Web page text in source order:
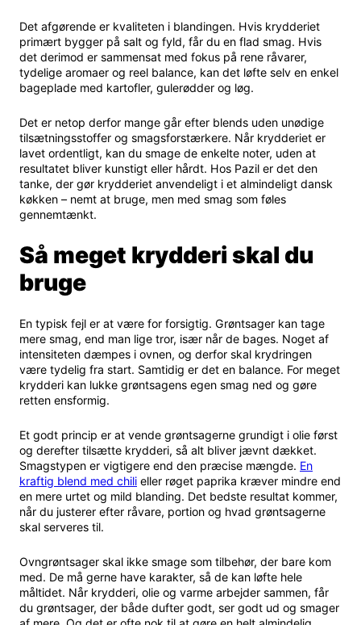
Det afgørende er kvaliteten i blandingen. Hvis krydderiet
primært bygger på salt og fyld, får du en flad smag. Hvis
det derimod er sammensat med fokus på rene råvarer,
tydelige aromaer og reel balance, kan det løfte selv en enkel
bageplade med kartofler, gulerødder og løg.
Det er netop derfor mange går efter blends uden unødige
tilsætningsstoffer og smagsforstærkere. Når krydderiet er
lavet ordentligt, kan du smage de enkelte noter, uden at
resultatet bliver kunstigt eller hårdt. Hos Pazil er det den
tanke, der gør krydderiet anvendeligt i et almindeligt dansk
køkken – nemt at bruge, men med smag som føles
gennemtænkt.
Så meget krydderi skal du
bruge
En typisk fejl er at være for forsigtig. Grøntsager kan tage
mere smag, end man lige tror, især når de bages. Noget af
intensiteten dæmpes i ovnen, og derfor skal krydringen
være tydelig fra start. Samtidig er det en balance. For meget
krydderi kan lukke grøntsagens egen smag ned og gøre
retten ensformig.
Et godt princip er at vende grøntsagerne grundigt i olie først
og derefter tilsætte krydderi, så alt bliver jævnt dækket.
Smagstypen er vigtigere end den præcise mængde. En
kraftig blend med chili eller røget paprika kræver mindre end
en mere urtet og mild blanding. Det bedste resultat kommer,
når du justerer efter råvare, portion og hvad grøntsagerne
skal serveres til.
Ovngrøntsager skal ikke smage som tilbehør, der bare kom
med. De må gerne have karakter, så de kan løfte hele
måltidet. Når krydderi, olie og varme arbejder sammen, får
du grøntsager, der både dufter godt, ser godt ud og smager